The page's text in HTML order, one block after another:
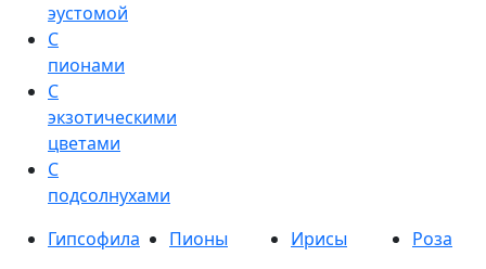
эустомой
С
пионами
С
экзотическими
цветами
С
подсолнухами
Гипсофила
Пионы Ирисы
Роза